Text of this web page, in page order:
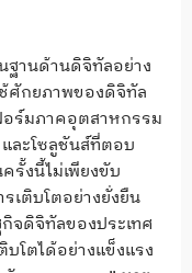
ฐานด้านดิจิทัลอย่าง
ช้ศักยภาพของดิจิทัล
อร์มภาคอุตสาหกรรม
ละโซลูชันส์ที่ตอบ
รั้งนี้ไม่เพียงขับ
เติบโตอย่างยั่งยืน
จดิจิทัลของประเทศ
โตได้อย่างแข็งแรง